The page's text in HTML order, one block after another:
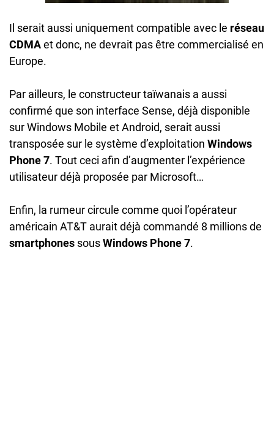
Il serait aussi uniquement compatible avec le réseau
CDMAet donc, ne devrait pas être commercialisé en
Europe.
Par ailleurs, le constructeur taïwanais a aussi
confirmé que son interface Sense, déjà disponible
sur Windows Mobile et Android, serait aussi
transposée sur le système d’exploitation Windows
Phone 7. Tout ceci afin d’augmenter l’expérience
utilisateur déjà proposée par Microsoft…
Enfin, la rumeur circule comme quoi l’opérateur
américain AT&T aurait déjà commandé 8 millions de
smartphones sousWindows Phone 7.